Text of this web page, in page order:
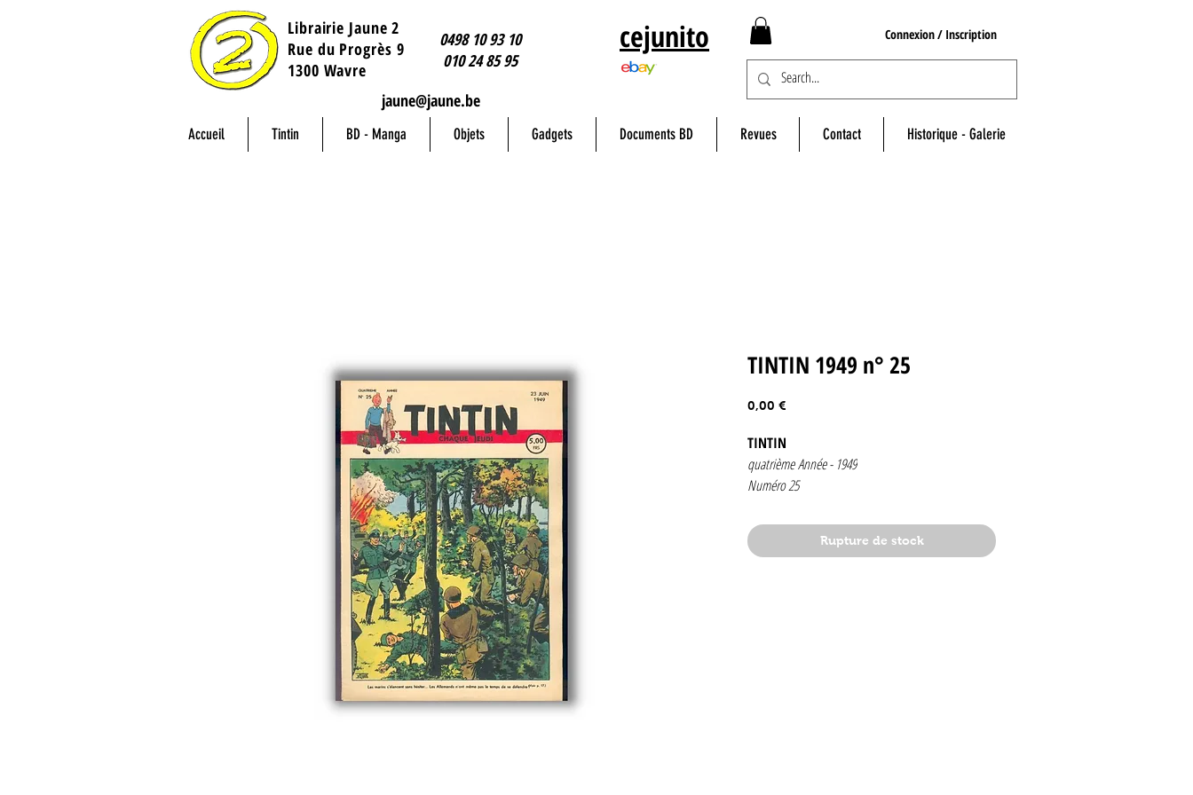
Librairie Jaune 2
​Rue du Progrès 9
1300 Wavre
0498 10 93 10
010 24 85 95
jaune@jaune.be
cejunito Connexion / Inscription
Accueil Tintin BD - Manga Objets Gadgets Documents BD Revues Contact Historique - Galerie
TINTIN 1949 n° 25
0,00 €
TINTIN
quatrième Année - 1949
Numéro 25
Rupture de stock